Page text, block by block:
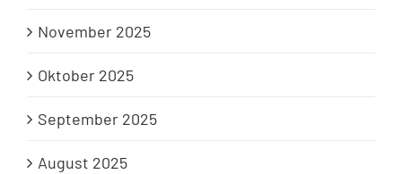
November 2025
Oktober 2025
September 2025
August 2025